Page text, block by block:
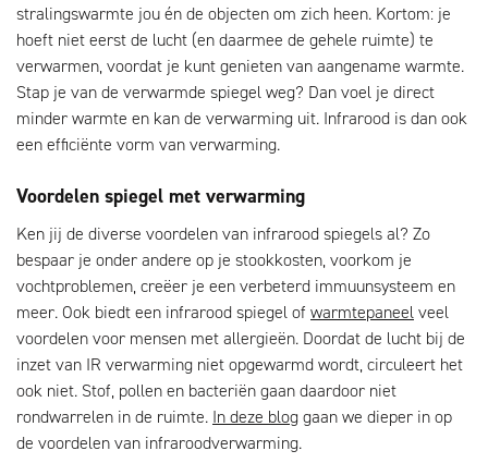
stralingswarmte jou én de objecten om zich heen. Kortom: je
hoeft niet eerst de lucht (en daarmee de gehele ruimte) te
verwarmen, voordat je kunt genieten van aangename warmte.
Stap je van de verwarmde spiegel weg? Dan voel je direct
minder warmte en kan de verwarming uit. Infrarood is dan ook
een efficiënte vorm van verwarming.
Voordelen spiegel met verwarming
Ken jij de diverse voordelen van infrarood spiegels al? Zo
bespaar je onder andere op je stookkosten, voorkom je
vochtproblemen, creëer je een verbeterd immuunsysteem en
meer. Ook biedt een infrarood spiegel of warmtepaneelveel
voordelen voor mensen met allergieën. Doordat de lucht bij de
inzet van IR verwarming niet opgewarmd wordt, circuleert het
ook niet. Stof, pollen en bacteriën gaan daardoor niet
rondwarrelen in de ruimte. In deze bloggaan we dieper in op
de voordelen van infraroodverwarming.